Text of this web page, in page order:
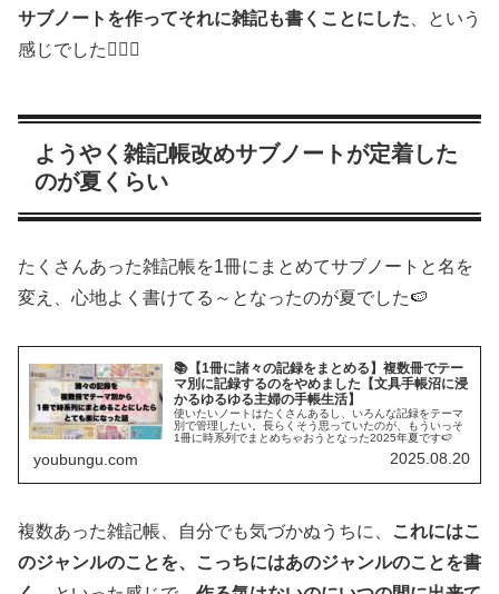
サブノートを作ってそれに雑記も書くことにした、という
感じでした🙆🏻‍♀️
ようやく雑記帳改めサブノートが定着した
のが夏くらい
たくさんあった雑記帳を1冊にまとめてサブノートと名を
変え、心地よく書けてる～となったのが夏でした🍉
📚【1冊に諸々の記録をまとめる】複数冊でテー
マ別に記録するのをやめました【文具手帳沼に浸
かるゆるゆる主婦の手帳生活】
使いたいノートはたくさんあるし、いろんな記録をテーマ
別で管理したい。長らくそう思っていたのが、もういっそ
1冊に時系列でまとめちゃおうとなった2025年夏です🍉
youbungu.com 2025.08.20
複数あった雑記帳、自分でも気づかぬうちに、
これにはこ
のジャンルのことを、こっちにはあのジャンルのことを書